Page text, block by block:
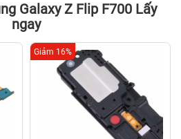
Galaxy Z Flip F700 Lấy
ngay
Giảm 16%